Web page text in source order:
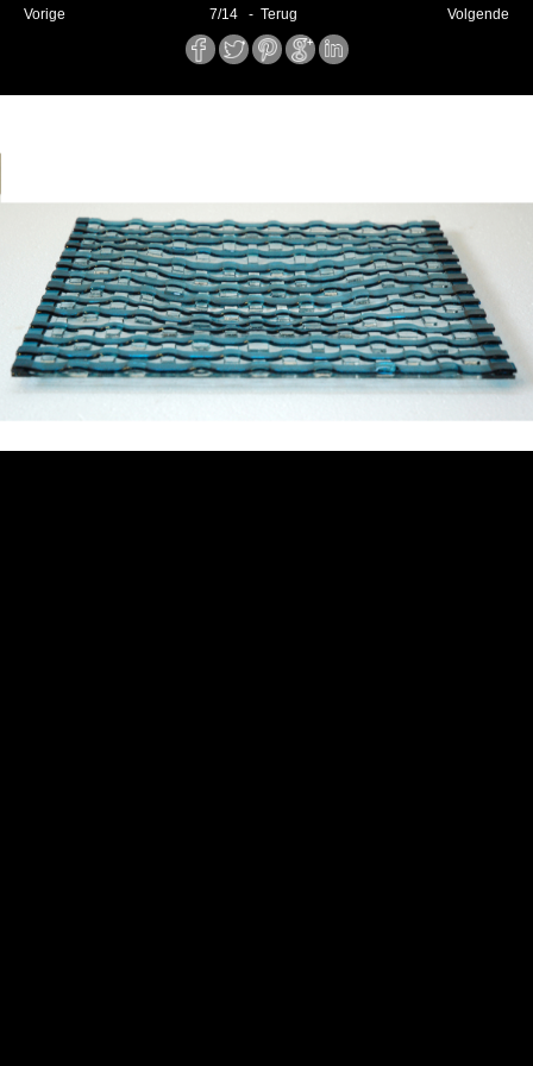
Vorige Volgende
7/14 - Terug